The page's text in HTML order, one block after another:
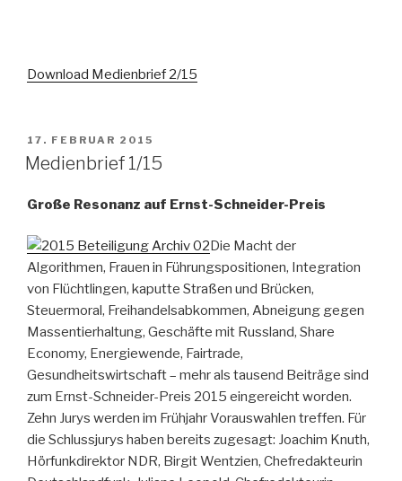
Download Medienbrief 2/15
VERÖFFENTLICHT
AM
17. FEBRUAR 2015
Medienbrief 1/15
Große Resonanz auf Ernst-Schneider-Preis
Die Macht der
Algorithmen, Frauen in Führungspositionen, Integration
von Flüchtlingen, kaputte Straßen und Brücken,
Steuermoral, Freihandelsabkommen, Abneigung gegen
Massentierhaltung, Geschäfte mit Russland, Share
Economy, Energiewende, Fairtrade,
Gesundheitswirtschaft – mehr als tausend Beiträge sind
zum Ernst-Schneider-Preis 2015 eingereicht worden.
Zehn Jurys werden im Frühjahr Vorauswahlen treffen. Für
die Schlussjurys haben bereits zugesagt: Joachim Knuth,
Hörfunkdirektor NDR, Birgit Wentzien, Chefredakteurin